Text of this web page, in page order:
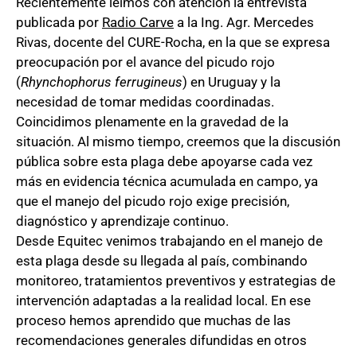
publicada por Radio Carve a la Ing. Agr. Mercedes
Rivas, docente del CURE-Rocha, en la que se expresa
preocupación por el avance del picudo rojo
(Rhynchophorus ferrugineus) en Uruguay y la
necesidad de tomar medidas coordinadas.
Coincidimos plenamente en la gravedad de la
situación. Al mismo tiempo, creemos que la discusión
pública sobre esta plaga debe apoyarse cada vez
más en evidencia técnica acumulada en campo, ya
que el manejo del picudo rojo exige precisión,
diagnóstico y aprendizaje continuo.
Desde Equitec venimos trabajando en el manejo de
esta plaga desde su llegada al país, combinando
monitoreo, tratamientos preventivos y estrategias de
intervención adaptadas a la realidad local. En ese
proceso hemos aprendido que muchas de las
recomendaciones generales difundidas en otros